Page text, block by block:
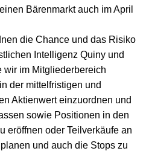
Bärenmarkt auch im April
die Chance und das Risiko
Intelligenz Quiny und
wir im Mitgliederbereich
der mittelfristigen und
Aktienwert einzuordnen und
sowie Positionen in den
eröffnen oder Teilverkäufe an
und auch die Stops zu